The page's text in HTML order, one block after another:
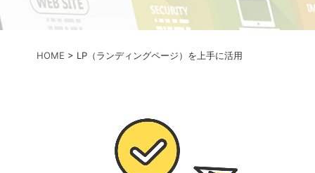
HOME > LP（ランディングページ）を上手に活用